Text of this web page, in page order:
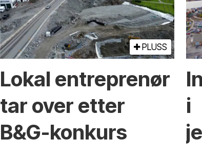
PLUSS
Lokal entreprenør
tar over etter
B&G-konkurs
i